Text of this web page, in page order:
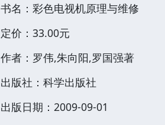
书名：彩色电视机原理与维修
定价：33.00元
作者：罗伟,朱向阳,罗国强著
出版社：科学出版社
出版日期：2009-09-01